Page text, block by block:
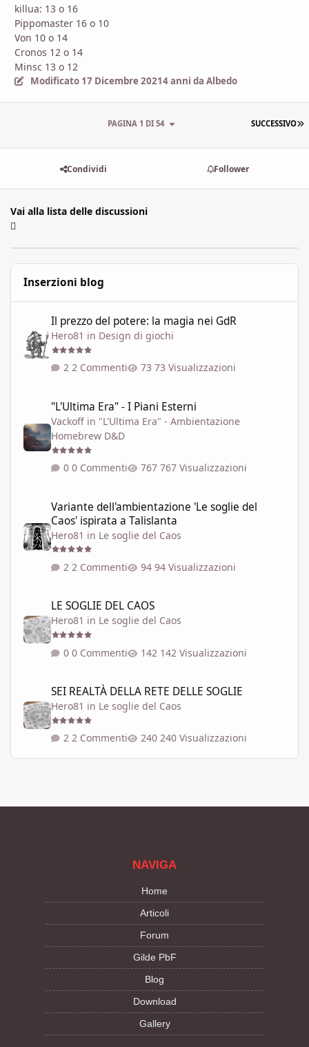
killua: 13 o 16
Pippomaster 16 o 10
Von 10 o 14
Cronos 12 o 14
Minsc 13 o 12
Modificato 17 Dicembre 20214 anni da Albedo
SUCCESSIVO
PAGINA 1 DI 54
Condividi Follower
Vai alla lista delle discussioni
Inserzioni blog
Il prezzo del potere: la magia nei GdR
Hero81 in Design di giochi
2 Commenti 73 Visualizzazioni
"L'Ultima Era" - I Piani Esterni
Vackoff in "L'Ultima Era" - Ambientazione
Homebrew D&D
0 Commenti 767 Visualizzazioni
Variante dell'ambientazione 'Le soglie del
Caos' ispirata a Talislanta
Hero81 in Le soglie del Caos
2 Commenti 94 Visualizzazioni
LE SOGLIE DEL CAOS
Hero81 in Le soglie del Caos
0 Commenti 142 Visualizzazioni
SEI REALTÀ DELLA RETE DELLE SOGLIE
Hero81 in Le soglie del Caos
2 Commenti 240 Visualizzazioni
NAVIGA
Home
Articoli
Forum
Gilde PbF
Blog
Download
Gallery